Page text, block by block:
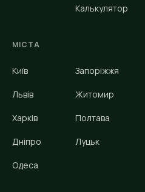
Калькулятор
МІСТА
Київ
Львів
Харків
Дніпро
Одеса
Запоріжжя
Житомир
Полтава
Луцьк